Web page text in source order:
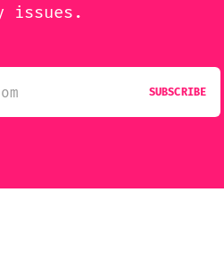
issues.
SUBSCRIBE